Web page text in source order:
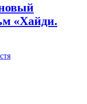
«Хайди.